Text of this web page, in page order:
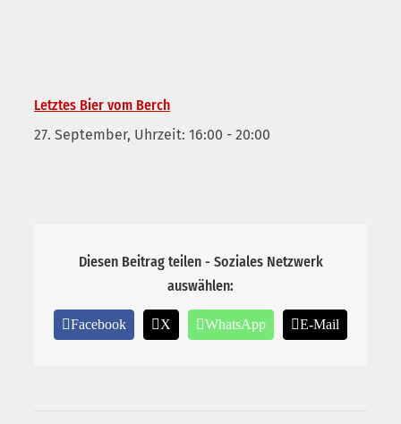
Letztes Bier vom Berch
27. September, Uhrzeit: 16:00 - 20:00
Diesen Beitrag teilen - Soziales Netzwerk
auswählen:
Facebook X WhatsApp E-Mail